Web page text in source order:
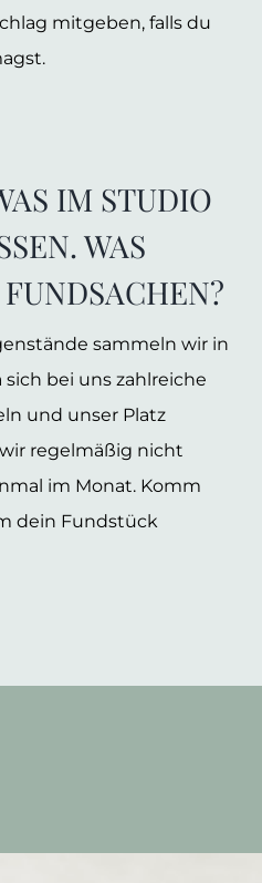
mitgeben, falls du
IM STUDIO
WAS
sammeln wir in
bei uns zahlreiche
und unser Platz
regelmäßig nicht
im Monat. Komm
dein Fundstück